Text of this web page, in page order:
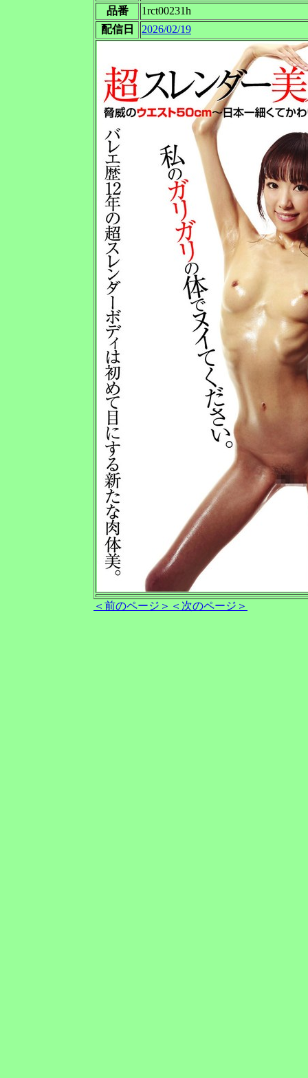
品番
1rct00231h
配信日
2026/02/19
＜前のページ＞ ＜次のページ＞